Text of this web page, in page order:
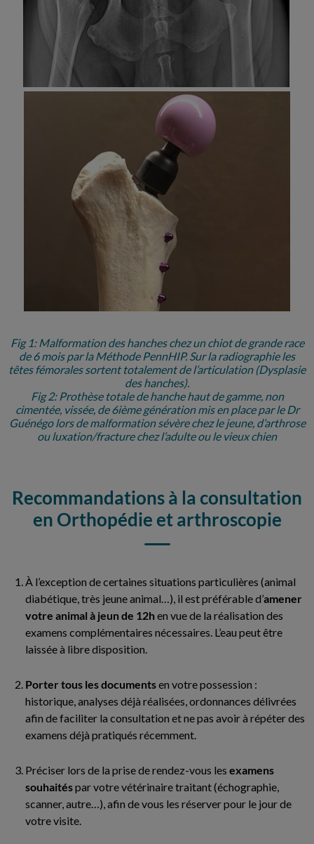
Fig 1: Malformation des hanches chez un chiot de grande race
de 6 mois par la Méthode PennHIP. Sur la radiographie les
têtes fémorales sortent totalement de l’articulation (Dysplasie
des hanches).
Fig 2: Prothèse totale de hanche haut de gamme, non
cimentée, vissée, de 6ième génération mis en place par le Dr
Guénégo lors de malformation sévère chez le jeune, d’arthrose
ou luxation/fracture chez l’adulte ou le vieux chien
Recommandations à la consultation
en Orthopédie et arthroscopie
À l’exception de certaines situations particulières (animal
diabétique, très jeune animal…), il est préférable d’amener
votre animal à jeun de 12hen vue de la réalisation des
examens complémentaires nécessaires. L’eau peut être
laissée à libre disposition.
Porter tous les documentsen votre possession :
historique, analyses déjà réalisées, ordonnances délivrées
afin de faciliter la consultation et ne pas avoir à répéter des
examens déjà pratiqués récemment.
Préciser lors de la prise de rendez-vous les examens
souhaitéspar votre vétérinaire traitant (échographie,
scanner, autre…), afin de vous les réserver pour le jour de
votre visite.